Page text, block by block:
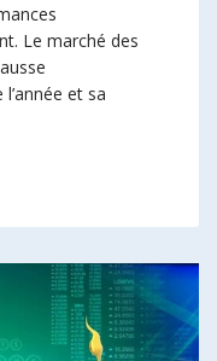
Le marché des
et sa